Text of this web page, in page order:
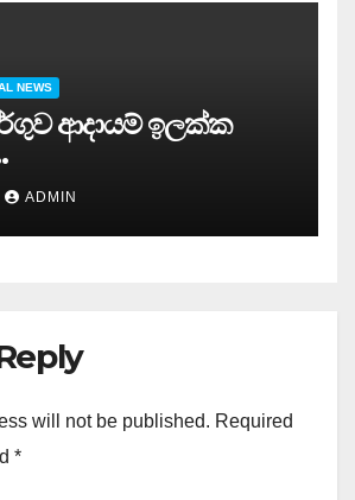
NEWS
ආදායම් ඉලක්ක
ADMIN
will not be published. Required
*